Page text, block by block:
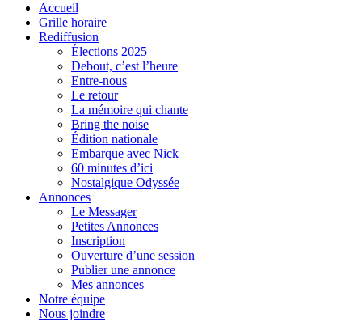
Accueil
Grille horaire
Rediffusion
Élections 2025
Debout, c’est l’heure
Entre-nous
Le retour
La mémoire qui chante
Bring the noise
Édition nationale
Embarque avec Nick
60 minutes d’ici
Nostalgique Odyssée
Annonces
Le Messager
Petites Annonces
Inscription
Ouverture d’une session
Publier une annonce
Mes annonces
Notre équipe
Nous joindre